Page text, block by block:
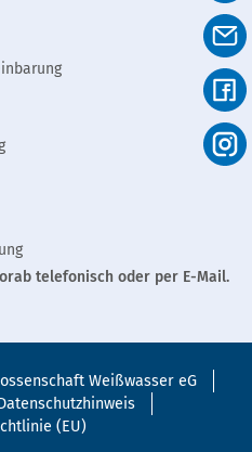
telefonisch oder per E-Mail.
Weißwasser eG
(EU)